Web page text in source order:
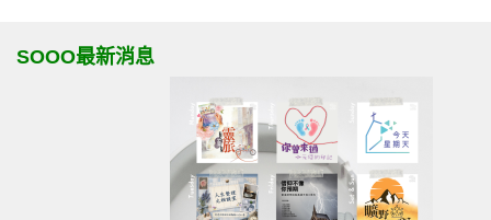
SOOO最新消息